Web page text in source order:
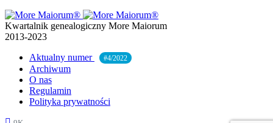
Kwartalnik genealogiczny More Maiorum
2013-2023
Aktualny numer
#4/2022
Archiwum
O nas
Regulamin
Polityka prywatności